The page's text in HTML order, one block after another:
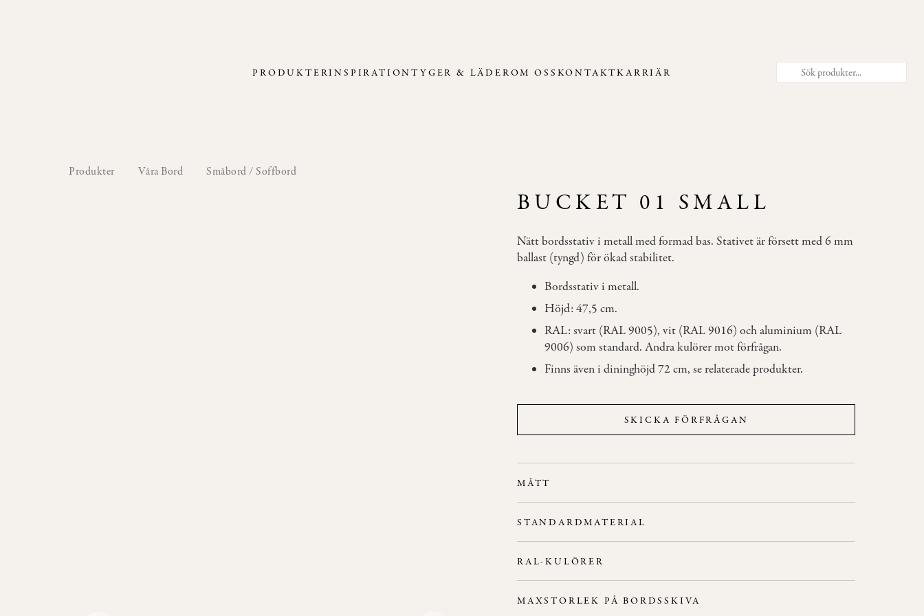
PRODUKTERINSPIRATIONTYGER & LÄDEROM OSS KONTAKTKARRIÄR
Produkter Våra Bord Småbord / Soffbord
BUCKET 01 SMALL
Nätt bordsstativ i metall med formad bas. Stativet är försett med 6 mm
ballast (tyngd) för ökad stabilitet.
Bordsstativ i metall.
Höjd: 47,5 cm.
RAL: svart (RAL 9005), vit (RAL 9016) och aluminium (RAL
9006) som standard. Andra kulörer mot förfrågan.
Finns även i dininghöjd 72 cm, se relaterade produkter.
SKICKA FÖRFRÅGAN
MÅTT
Stativets diameter nedtill: Ø25 cm
STANDARDMATERIAL
RAL-KULÖRER
MAXSTORLEK PÅ BORDSSKIVA